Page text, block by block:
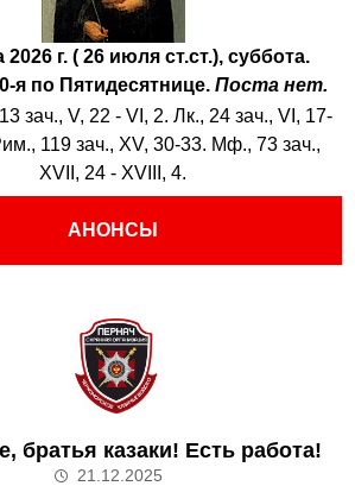
2026 г. ( 26 июля ст.ст.), суббота.
я по Пятидесятнице. Поста нет.
зач., V, 22 - VI, 2. Лк., 24 зач., VI, 17-
119 зач., XV, 30-33. Мф., 73 зач.,
XVII, 24 - XVIII, 4.
АНОНСЫ
братья казаки! Есть работа!
21.12.2025